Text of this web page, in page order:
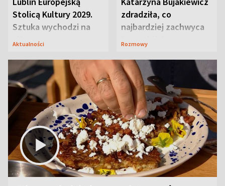
Stolicą Kultury 2029.
Sztuka wychodzi na
ulice
Aktualności
zdradziła, co
najbardziej zachwyca
ją w Lublinie
Rozmowy